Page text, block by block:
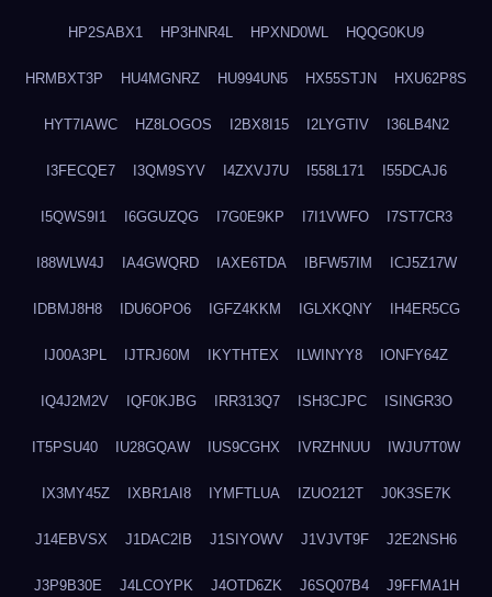
HP2SABX1 HP3HNR4L HPXND0WL HQQG0KU9
HRMBXT3P HU4MGNRZ HU994UN5 HX55STJN HXU62P8S
HYT7IAWC HZ8LOGOS I2BX8I15 I2LYGTIV I36LB4N2
I3FECQE7 I3QM9SYV I4ZXVJ7U I558L171 I55DCAJ6
I5QWS9I1 I6GGUZQG I7G0E9KP I7I1VWFO I7ST7CR3
I88WLW4J IA4GWQRD IAXE6TDA IBFW57IM ICJ5Z17W
IDBMJ8H8 IDU6OPO6 IGFZ4KKM IGLXKQNY IH4ER5CG
IJ00A3PL IJTRJ60M IKYTHTEX ILWINYY8 IONFY64Z
IQ4J2M2V IQF0KJBG IRR313Q7 ISH3CJPC ISINGR3O
IT5PSU40 IU28GQAW IUS9CGHX IVRZHNUU IWJU7T0W
IX3MY45Z IXBR1AI8 IYMFTLUA IZUO212T J0K3SE7K
J14EBVSX J1DAC2IB J1SIYOWV J1VJVT9F J2E2NSH6
J3P9B30E J4LCOYPK J4OTD6ZK J6SQ07B4 J9FFMA1H